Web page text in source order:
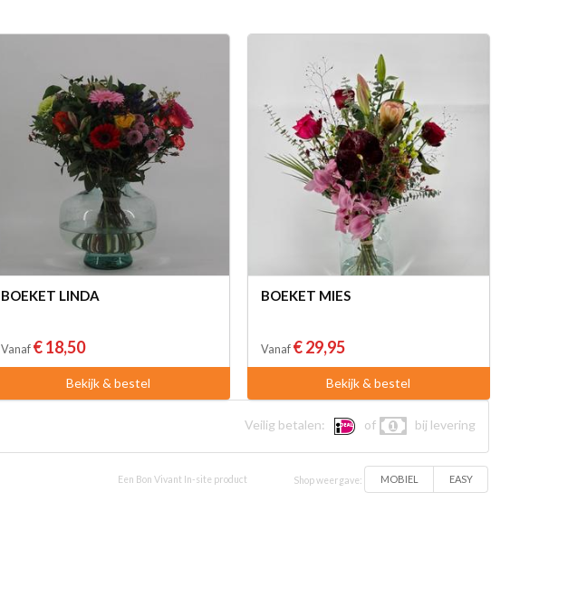
BOEKET LINDA
Vanaf € 18,50
Bekijk & bestel
BOEKET MIES
Vanaf € 29,95
Bekijk & bestel
Veilig betalen: of bij levering
Een Bon Vivant In-site product Shop weergave: MOBIEL EASY